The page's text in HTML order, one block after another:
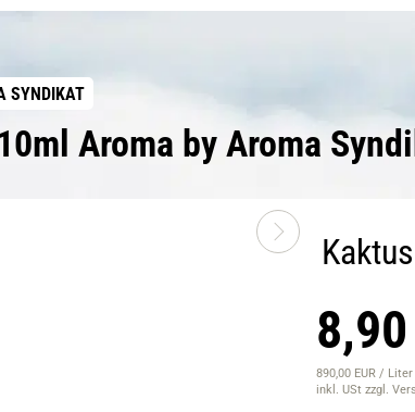
SYNDIKAT
Aroma by Aroma
890,00 EUR / Liter
inkl. USt zzgl.